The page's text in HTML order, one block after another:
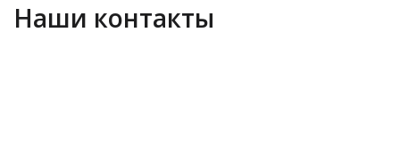
Наши контакты